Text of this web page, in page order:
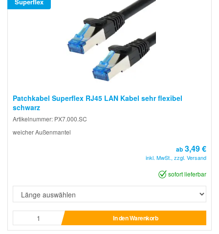
Patchkabel Superflex RJ45 LAN Kabel sehr flexibel
schwarz
Artikelnummer: PX7.000.SC
weicher Außenmantel
ab 3,49 €
inkl. MwSt., zzgl. Versand
sofort lieferbar
In den Warenkorb